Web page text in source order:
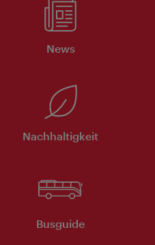
News
Nachhaltigkeit
Busguide